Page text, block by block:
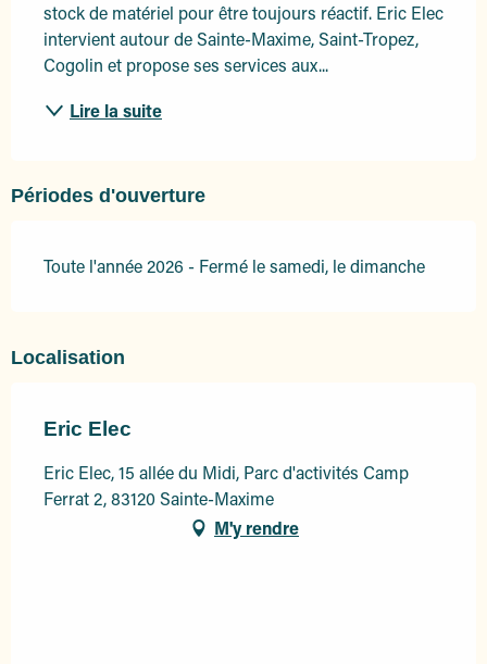
stock de matériel pour être toujours réactif. Eric Elec
intervient autour de Sainte-Maxime, Saint-Tropez,
Cogolin et propose ses services aux...
Lire la suite
Périodes d'ouverture
Toute l'année 2026 - Fermé le samedi, le dimanche
Localisation
Eric Elec
Eric Elec, 15 allée du Midi, Parc d'activités Camp
Ferrat 2, 83120 Sainte-Maxime
M'y rendre